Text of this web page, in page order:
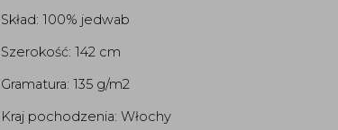
Skład: 100% jedwab
Szerokość: 142 cm
Gramatura: 135 g/m2
Kraj pochodzenia: Włochy